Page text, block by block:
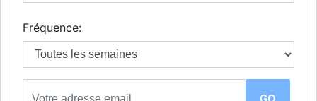
Fréquence: